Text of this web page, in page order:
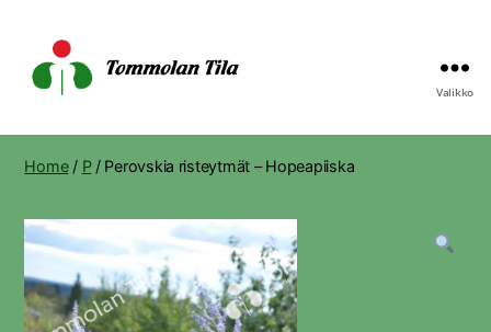
Tila
Valikko
Home/ P/ Perovskia risteytmät – Hopeapiiska